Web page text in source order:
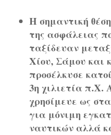
Η σημαντική
της ασφάλειας
ταξίδευαν
Χίου, Σάμου και
προσέλκυσε
3η χιλιετία π.Χ.
χρησίμευε ως
για μόνιμη
ναυτικών αλλά